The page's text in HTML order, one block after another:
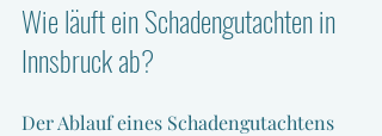
Wie läuft ein Schadengutachten in
Innsbruck ab?
Der Ablauf eines Schadengutachtens